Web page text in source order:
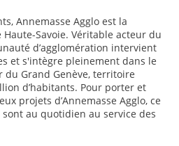
Annemasse Agglo est la
Savoie. Véritable acteur du
d’agglomération intervient
et s'intègre pleinement dans le
Grand Genève, territoire
d’habitants. Pour porter et
projets d’Annemasse Agglo, ce
au quotidien au service des